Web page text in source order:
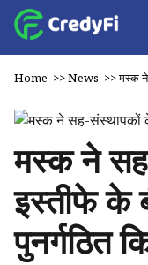
Home >>News >>मस्क ने
मस्क ने
इस्तीफे के
पुनर्गठित